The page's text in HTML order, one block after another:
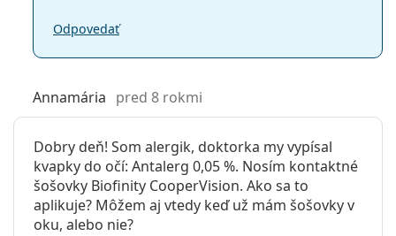
Odpovedať
Annamária pred 8 rokmi
Dobry deň! Som alergik, doktorka my vypísal
kvapky do očí: Antalerg 0,05 %. Nosím kontaktné
šošovky Biofinity CooperVision. Ako sa to
aplikuje? Môžem aj vtedy keď už mám šošovky v
oku, alebo nie?